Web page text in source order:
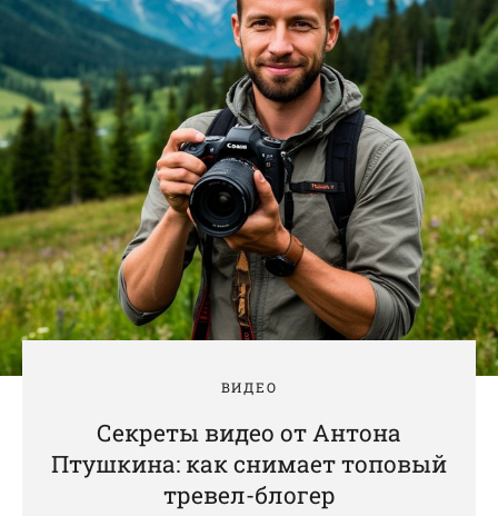
ВИДЕО
Секреты видео от Антона
Птушкина: как снимает топовый
тревел-блогер